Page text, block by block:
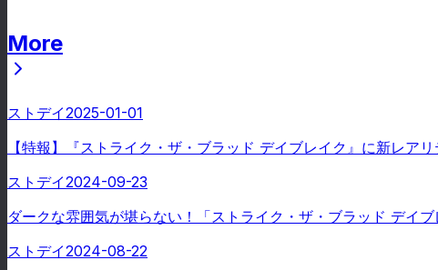
More
ストデイ2025-01-01
【特報】『ストライク・ザ・ブラッド デイブレイク』に新レア
ストデイ2024-09-23
ダークな雰囲気が堪らない！「ストライク・ザ・ブラッド デイ
ストデイ2024-08-22